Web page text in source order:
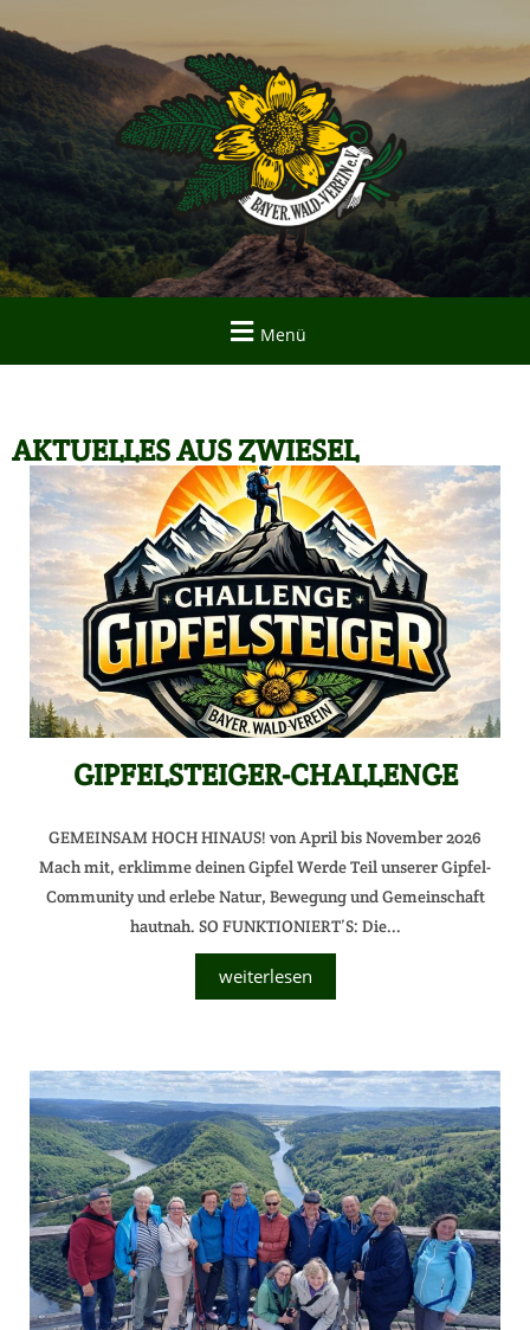
Menü
AKTUELLES AUS ZWIESEL
GIPFELSTEIGER-CHALLENGE
GEMEINSAM HOCH HINAUS! von April bis November 2026
Mach mit, erklimme deinen Gipfel Werde Teil unserer Gipfel-
Community und erlebe Natur, Bewegung und Gemeinschaft
hautnah. SO FUNKTIONIERT’S: Die...
weiterlesen